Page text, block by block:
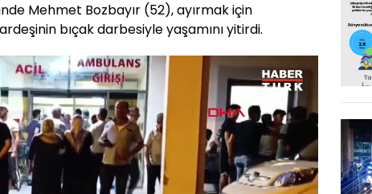
Mehmet Bozbayır (52), ayırmak için
bıçak darbesiyle yaşamını yitirdi.